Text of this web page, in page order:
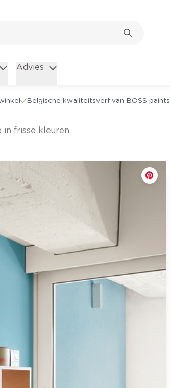
Advies
Belgische kwaliteitsverf van BOSS paints
in frisse kleuren.